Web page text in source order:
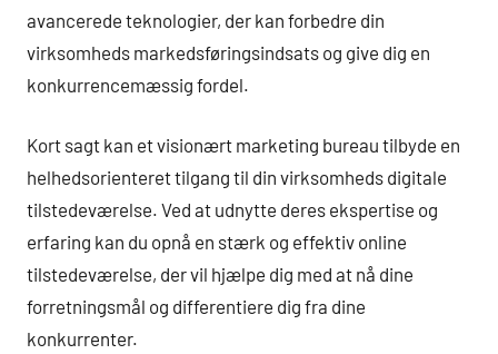
avancerede teknologier, der kan forbedre din
virksomheds markedsføringsindsats og give dig en
konkurrencemæssig fordel.
Kort sagt kan et visionært marketing bureau tilbyde en
helhedsorienteret tilgang til din virksomheds digitale
tilstedeværelse. Ved at udnytte deres ekspertise og
erfaring kan du opnå en stærk og effektiv online
tilstedeværelse, der vil hjælpe dig med at nå dine
forretningsmål og differentiere dig fra dine
konkurrenter.